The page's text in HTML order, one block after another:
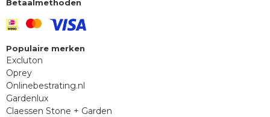
Betaalmethoden
Populaire merken
Excluton
Oprey
Onlinebestrating.nl
Gardenlux
Claessen Stone + Garden